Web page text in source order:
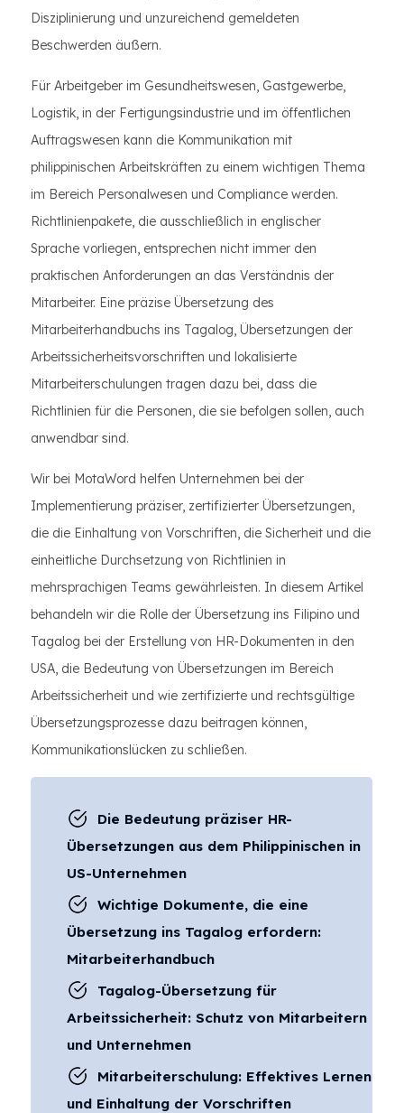
Disziplinierung und unzureichend gemeldeten
Beschwerden äußern.
Für Arbeitgeber im Gesundheitswesen, Gastgewerbe,
Logistik, in der Fertigungsindustrie und im öffentlichen
Auftragswesen kann die Kommunikation mit
philippinischen Arbeitskräften zu einem wichtigen Thema
im Bereich Personalwesen und Compliance werden.
Richtlinienpakete, die ausschließlich in englischer
Sprache vorliegen, entsprechen nicht immer den
praktischen Anforderungen an das Verständnis der
Mitarbeiter. Eine präzise Übersetzung des
Mitarbeiterhandbuchs ins Tagalog, Übersetzungen der
Arbeitssicherheitsvorschriften und lokalisierte
Mitarbeiterschulungen tragen dazu bei, dass die
Richtlinien für die Personen, die sie befolgen sollen, auch
anwendbar sind.
Wir bei MotaWord helfen Unternehmen bei der
Implementierung präziser, zertifizierter Übersetzungen,
die die Einhaltung von Vorschriften, die Sicherheit und die
einheitliche Durchsetzung von Richtlinien in
mehrsprachigen Teams gewährleisten. In diesem Artikel
behandeln wir die Rolle der Übersetzung ins Filipino und
Tagalog bei der Erstellung von HR-Dokumenten in den
USA, die Bedeutung von Übersetzungen im Bereich
Arbeitssicherheit und wie zertifizierte und rechtsgültige
Übersetzungsprozesse dazu beitragen können,
Kommunikationslücken zu schließen.
Die Bedeutung präziser HR-
Übersetzungen aus dem Philippinischen in
US-Unternehmen
Wichtige Dokumente, die eine
Übersetzung ins Tagalog erfordern:
Mitarbeiterhandbuch
Tagalog-Übersetzung für
Arbeitssicherheit: Schutz von Mitarbeitern
und Unternehmen
Mitarbeiterschulung: Effektives Lernen
und Einhaltung der Vorschriften